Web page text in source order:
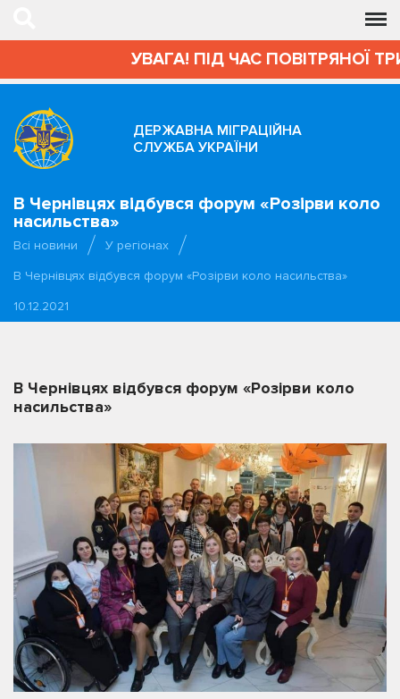
УВАГА! ПІД ЧАС ПОВІТРЯНОЇ
ДЕРЖАВНА МІГРАЦІЙНА
СЛУЖБА УКРАЇНИ
В Чернівцях відбувся форум «Розірви коло
насильства»
Всі новини
У регіонах
В Чернівцях відбувся форум «Розірви коло насильства»
10.12.2021
В Чернівцях відбувся форум «Розірви коло
насильства»